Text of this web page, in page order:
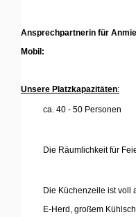
Ansprechpartnerin für
Mobil: 0177 /
Unsere Platzkapazitäten:
ca. 40 - 50 Personen
Die Räumlichkeit für
Die Küchenzeile ist voll
E-Herd, großem